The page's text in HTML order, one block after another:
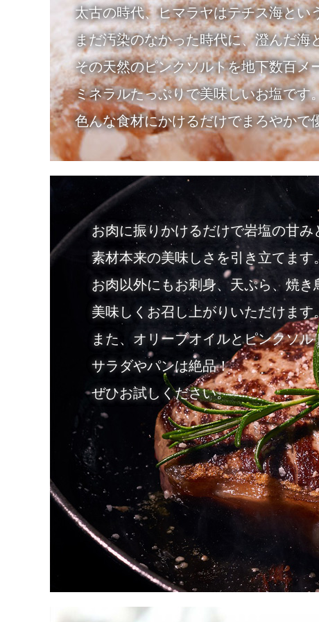
太古の時代、ヒマラヤはテチス海とい
まだ汚染のなかった時代に、澄んだ海
その天然のピンクソルトを地下数百メ
ミネラルたっぷりで美味しいお塩です
色んな食材にかけるだけでまろやかで
お肉に振りかけるだけで岩塩の甘み
素材本来の美味しさを引き立てます
お肉以外にもお刺身、天ぷら、焼き
美味しくお召し上がりいただけます
また、オリーブオイルとピンクソ
サラダやパンは絶品！
ぜひお試しください。